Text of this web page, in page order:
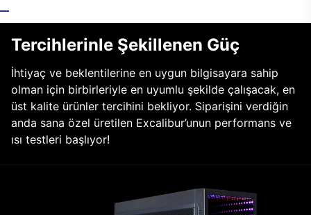
Tercihlerinle Şekillenen Güç
İhtiyaç ve beklentilerine en uygun bilgisayara sahip
olman için birbirleriyle en uyumlu şekilde çalışacak, en
üst kalite ürünler tercihini bekliyor. Siparişini verdiğin
anda sana özel üretilen Excalibur’unun performans ve
ısı testleri başlıyor!